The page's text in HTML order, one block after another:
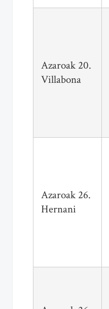
Azaroak 20.
Villabona
Azaroak 26.
Hernani